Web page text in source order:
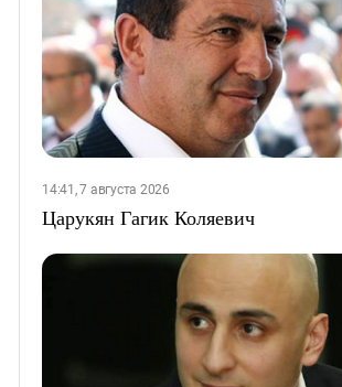
14:41, 7 августа 2026
Царукян Гагик Коляевич